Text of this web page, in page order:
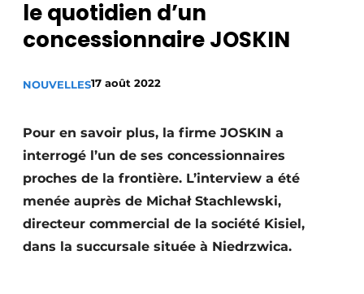
S’inscrire à l’événement
S’inscrire
Construction bois
Contrôle d’accès
Éclairage
le quotidien d’un
concessionnaire JOSKIN
NOUVELLES17 août 2022
Pour en savoir plus, la firme JOSKIN a
interrogé l’un de ses concessionnaires
proches de la frontière. L’interview a été
menée auprès de Michał Stachlewski,
directeur commercial de la société Kisiel,
dans la succursale située à Niedrzwica.